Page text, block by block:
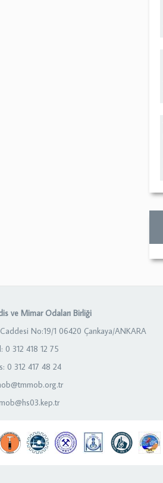
ve Mimar Odaları Birliği
No:19/1 06420 Çankaya/ANKARA
0 312 418 12 75
0 312 417 48 24